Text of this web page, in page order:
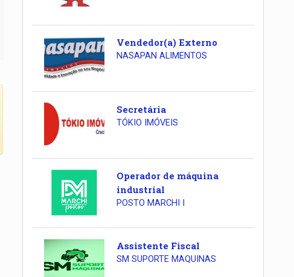
Vendedor(a) Externo
NASAPAN ALIMENTOS
Secretária
TÓKIO IMÓVEIS
Operador de máquina
industrial
POSTO MARCHI I
Assistente Fiscal
SM SUPORTE MAQUINAS